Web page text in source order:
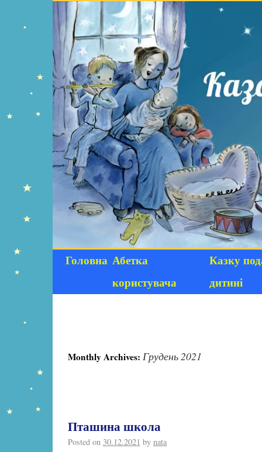
Головна Абетка
користувача
Казку
дитині
Monthly Archives: Грудень 2021
Пташина школа
Posted on 30.12.2021 by nata